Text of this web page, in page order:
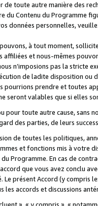
toute autre manière des
Contenu du Programme
personnelles,
à tout moment,
et nous-mêmes
n’imposions pas la stricte
de ladite disposition
pourrions prendre et toutes
seront valables que si elles
toute autre cause, sans
des parties, de leurs
de toutes les politiques,
et fonctions mis à votre
Programme. En cas de
que vous avez conclu
présent Accord (y compris
les accords et discussions